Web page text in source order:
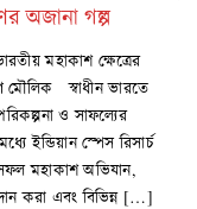
অজানা গল্প
মহাকাশ ক্ষেত্রের
মৌলিক স্বাধীন ভারতে
ও সাফল্যের
ইন্ডিয়ান স্পেস রিসার্চ
মহাকাশ অভিযান,
করা এবং বিভিন্ন […]